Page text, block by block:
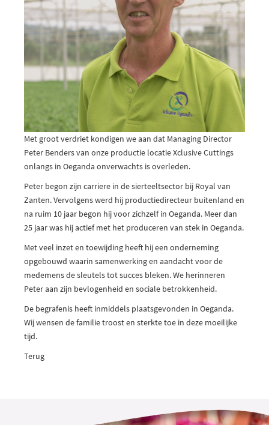
Met groot verdriet kondigen we aan dat Managing Director
Peter Benders van onze productie locatie Xclusive Cuttings
onlangs in Oeganda onverwachts is overleden.
Peter begon zijn carriere in de sierteeltsector bij Royal van
Zanten. Vervolgens werd hij productiedirecteur buitenland en
na ruim 10 jaar begon hij voor zichzelf in Oeganda. Meer dan
25 jaar was hij actief met het produceren van stek in Oeganda.
Met veel inzet en toewijding heeft hij een onderneming
opgebouwd waarin samenwerking en aandacht voor de
medemens de sleutels tot succes bleken. We herinneren
Peter aan zijn bevlogenheid en sociale betrokkenheid.
De begrafenis heeft inmiddels plaatsgevonden in Oeganda.
Wij wensen de familie troost en sterkte toe in deze moeilijke
tijd.
Terug